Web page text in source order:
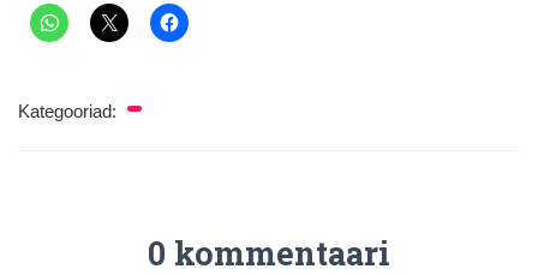
Kategooriad:
0 kommentaari